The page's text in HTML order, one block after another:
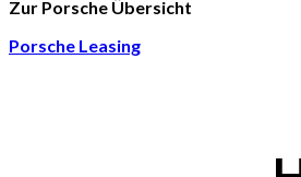
Zur Porsche Übersicht
Porsche Leasing